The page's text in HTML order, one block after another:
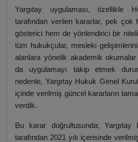
Yargıtay uygulaması, özellikle
tarafından verilen kararlar, pek çok
gösterici hem de yönlendirici bir
tüm hukukçular, mesleki gelişimlerini
alanlara yönelik akademik
da uygulamayı takip etmek
nedenle, Yargıtay Hukuk Genel
içinde verilmiş güncel kararların
verdik.
Bu karar doğrultusunda;
tarafından 2021 yılı içerisinde